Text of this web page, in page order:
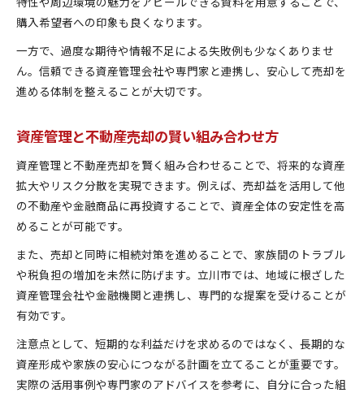
購入希望者への印象も良くなります。
一方で、過度な期待や情報不足による失敗例も少なくありませ
ん。信頼できる資産管理会社や専門家と連携し、安心して売却を
進める体制を整えることが大切です。
資産管理と不動産売却の賢い組み合わせ方
資産管理と不動産売却を賢く組み合わせることで、将来的な資産
拡大やリスク分散を実現できます。例えば、売却益を活用して他
の不動産や金融商品に再投資することで、資産全体の安定性を高
めることが可能です。
また、売却と同時に相続対策を進めることで、家族間のトラブル
や税負担の増加を未然に防げます。立川市では、地域に根ざした
資産管理会社や金融機関と連携し、専門的な提案を受けることが
有効です。
注意点として、短期的な利益だけを求めるのではなく、長期的な
資産形成や家族の安心につながる計画を立てることが重要です。
実際の活用事例や専門家のアドバイスを参考に、自分に合った組